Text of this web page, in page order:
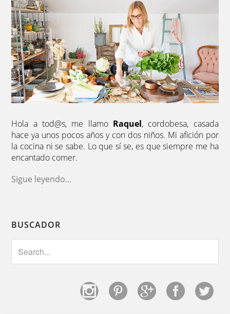
Hola a tod@s, me llamo Raquel, cordobesa, casada
hace ya unos pocos años y con dos niños. Mi afición por
la cocina ni se sabe. Lo que sí se, es que siempre me ha
encantado comer.
Sigue leyendo...
BUSCADOR